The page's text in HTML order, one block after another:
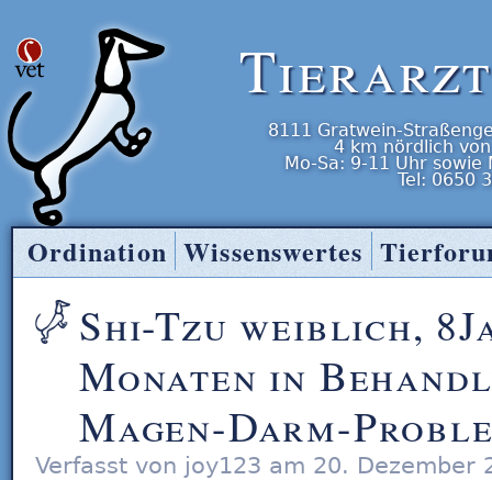
8111 Gratwein-
4 km nördlich
Mo-Sa: 9-11 Uhr sowie
Tel: 0650
Shi-Tzu weiblich,
Monaten in
Magen-Darm-
Verfasst von joy123 am 20. Dezember
Tierarzt Entner
Ordination Wissenswertes